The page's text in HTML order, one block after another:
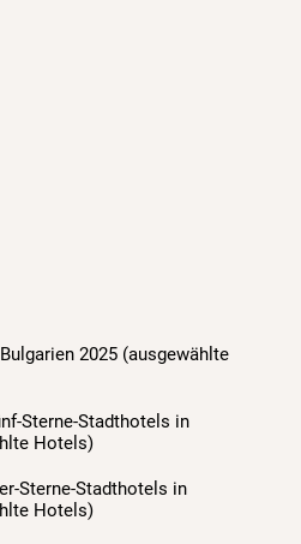
2025 (ausgewählte
Sterne-Stadthotels in
Hotels)
Sterne-Stadthotels in
Hotels)